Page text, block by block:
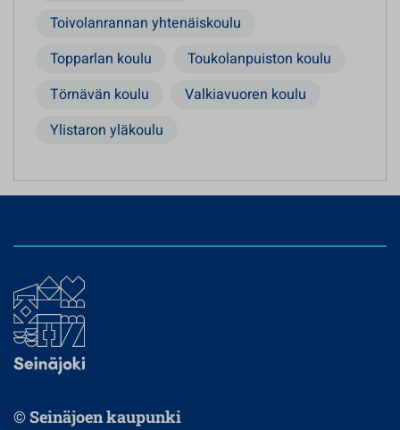
Toivolanrannan yhtenäiskoulu
Topparlan koulu
Toukolanpuiston koulu
Törnävän koulu
Valkiavuoren koulu
Ylistaron yläkoulu
© Seinäjoen kaupunki